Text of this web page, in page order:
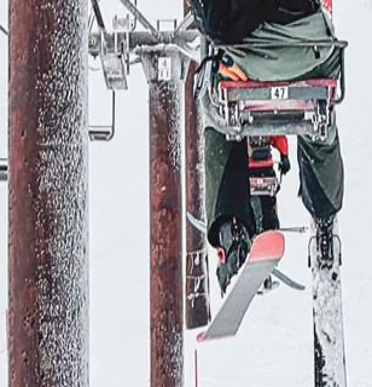
RECHERCHES POPULAIRES
Skis freeride Equipement